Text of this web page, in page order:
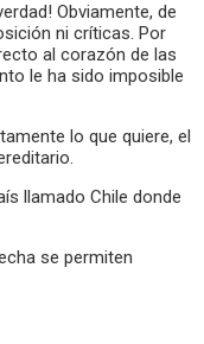
Obviamente, de
ni críticas. Por
al corazón de las
le ha sido imposible
lo que quiere, el
llamado Chile donde
se permiten